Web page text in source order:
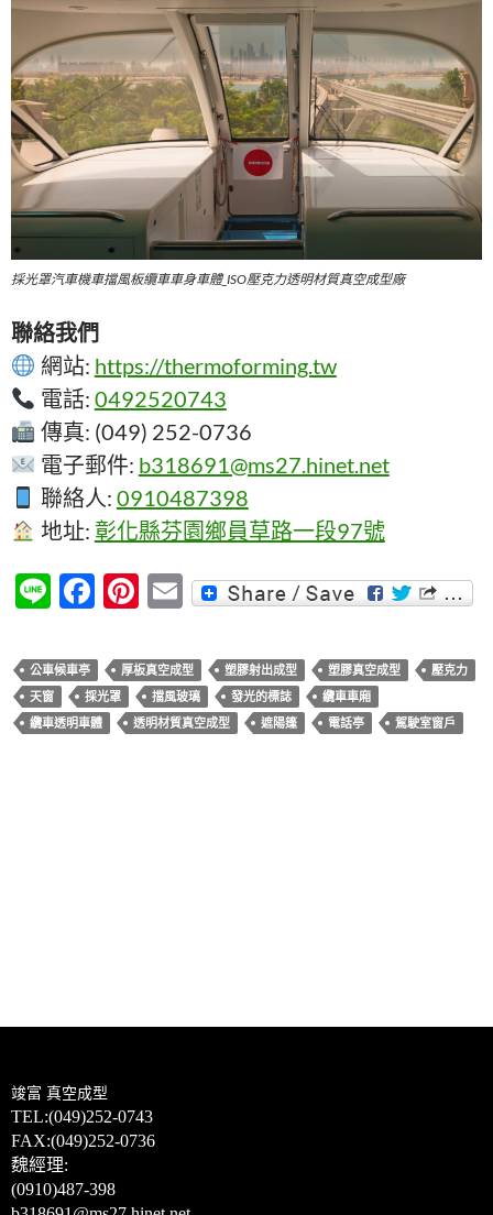
採光罩汽車機車擋風板纜車車身車體_ISO壓克力透明材質真空成型廠
聯絡我們
網站: https://thermoforming.tw
電話: 0492520743
傳真: (049) 252-0736
電子郵件: b318691@ms27.hinet.net
聯絡人: 0910487398
地址: 彰化縣芬園鄉員草路一段97號
Li
e
F
e
b
o
Pi
er
es
t
E
ail
公車候車亭 厚板真空成型 塑膠射出成型 塑膠真空成型
壓克力
天窗
採光罩 擋風玻璃 發光的標誌
纜車車廂
纜車透明車體
透明材質真空成型 遮陽篷 電話亭 駕駛室窗戶
竣富 真空成型
TEL:(049)252-0743
FAX:(049)252-0736
魏經理:
(0910)487-398